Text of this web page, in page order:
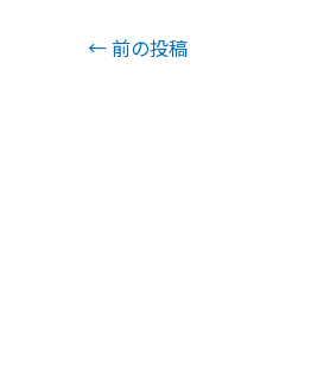
←前の投稿